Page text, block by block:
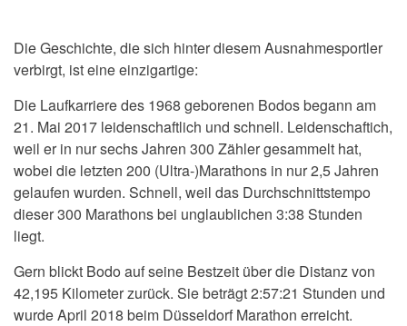
Die Geschichte, die sich hinter diesem Ausnahmesportler
verbirgt, ist eine einzigartige:
Die Laufkarriere des 1968 geborenen Bodos begann am
21. Mai 2017 leidenschaftlich und schnell. Leidenschaftich,
weil er in nur sechs Jahren 300 Zähler gesammelt hat,
wobei die letzten 200 (Ultra-)Marathons in nur 2,5 Jahren
gelaufen wurden. Schnell, weil das Durchschnittstempo
dieser 300 Marathons bei unglaublichen 3:38 Stunden
liegt.
Gern blickt Bodo auf seine Bestzeit über die Distanz von
42,195 Kilometer zurück. Sie beträgt 2:57:21 Stunden und
wurde April 2018 beim Düsseldorf Marathon erreicht.